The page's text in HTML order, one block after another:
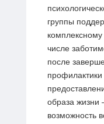
группы
числе
после
образа
возможность